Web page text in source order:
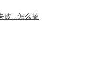
败...怎么搞